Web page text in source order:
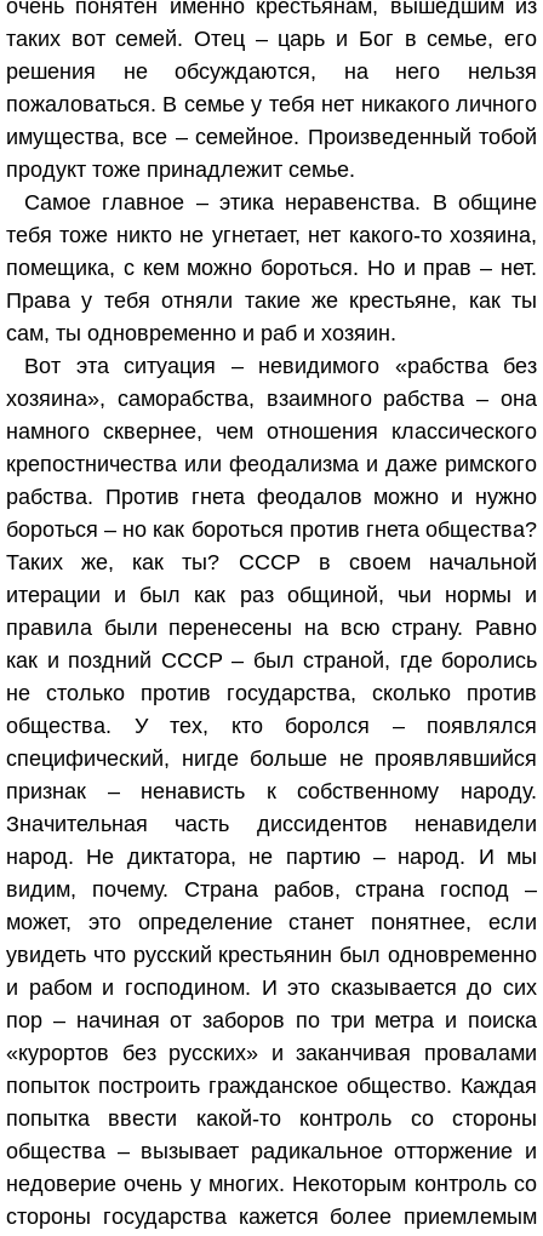
очень понятен именно крестьянам, вышедшим из
таких вот семей. Отец – царь и Бог в семье, его
решения не обсуждаются, на него нельзя
пожаловаться. В семье у тебя нет никакого личного
имущества, все – семейное. Произведенный тобой
продукт тоже принадлежит семье.
Самое главное – этика неравенства. В общине
тебя тоже никто не угнетает, нет какого-то хозяина,
помещика, с кем можно бороться. Но и прав – нет.
Права у тебя отняли такие же крестьяне, как ты
сам, ты одновременно и раб и хозяин.
Вот эта ситуация – невидимого «рабства без
хозяина», саморабства, взаимного рабства – она
намного сквернее, чем отношения классического
крепостничества или феодализма и даже римского
рабства. Против гнета феодалов можно и нужно
бороться – но как бороться против гнета общества?
Таких же, как ты? СССР в своем начальной
итерации и был как раз общиной, чьи нормы и
правила были перенесены на всю страну. Равно
как и поздний СССР – был страной, где боролись
не столько против государства, сколько против
общества. У тех, кто боролся – появлялся
специфический, нигде больше не проявлявшийся
признак – ненависть к собственному народу.
Значительная часть диссидентов ненавидели
народ. Не диктатора, не партию – народ. И мы
видим, почему. Страна рабов, страна господ –
может, это определение станет понятнее, если
увидеть что русский крестьянин был одновременно
и рабом и господином. И это сказывается до сих
пор – начиная от заборов по три метра и поиска
«курортов без русских» и заканчивая провалами
попыток построить гражданское общество. Каждая
попытка ввести какой-то контроль со стороны
общества – вызывает радикальное отторжение и
недоверие очень у многих. Некоторым контроль со
стороны государства кажется более приемлемым